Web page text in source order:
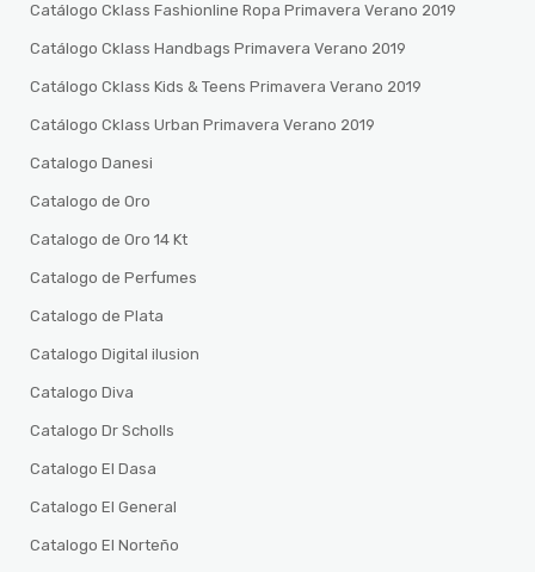
Catálogo Cklass Fashionline Ropa Primavera Verano 2019
Catálogo Cklass Handbags Primavera Verano 2019
Catálogo Cklass Kids & Teens Primavera Verano 2019
Catálogo Cklass Urban Primavera Verano 2019
Catalogo Danesi
Catalogo de Oro
Catalogo de Oro 14 Kt
Catalogo de Perfumes
Catalogo de Plata
Catalogo Digital ilusion
Catalogo Diva
Catalogo Dr Scholls
Catalogo El Dasa
Catalogo El General
Catalogo El Norteño